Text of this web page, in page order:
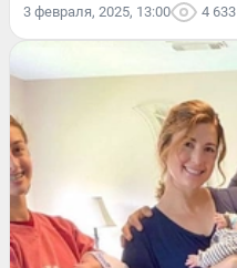
3 февраля, 2025, 13:00 4 633